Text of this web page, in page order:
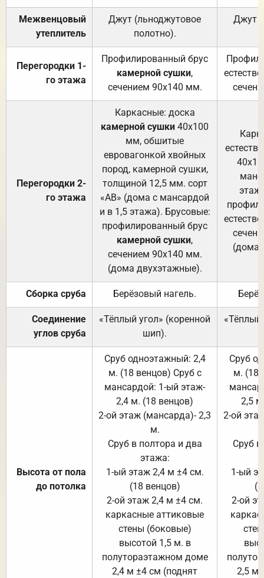
Межвенцовый
утеплитель
Джут (льноджутовое
полотно).
Джут
Перегородки 1-
го этажа
Профилированный брус
камерной сушки,
сечением 90х140 мм.
Перегородки 2-
го этажа
Каркасные: доска
камерной сушки 40х100
мм, обшитые
евровагонкой хвойных
пород, камерной сушки,
толщиной 12,5 мм. сорт
«АВ» (дома с мансардой
и в 1,5 этажа). Брусовые:
профилированный брус
камерной сушки,
сечением 90х140 мм.
(дома двухэтажные).
(дома
Сборка сруба Берёзовый нагель.
Соединение
углов сруба
«Тёплый угол» (коренной
шип).
«Тёплый
Высота от пола
до потолка
Сруб одноэтажный: 2,4
м. (18 венцов) Сруб с
мансардой: 1-ый этаж-
2,4 м. (18 венцов)
2-ой этаж (мансарда)- 2,3
м.
Сруб в полтора и два
этажа:
1-ый этаж 2,4 м ±4 см.
(18 венцов)
2-ой этаж 2,4 м ±4 см.
каркасные аттиковые
стены (боковые)
высотой 1,5 м. в
полутораэтажном доме
2,4 м ±4 см (поднят
Сруб
м. (18
2,5
2-ой
Сруб
1-ый
2-ой
2,5 м